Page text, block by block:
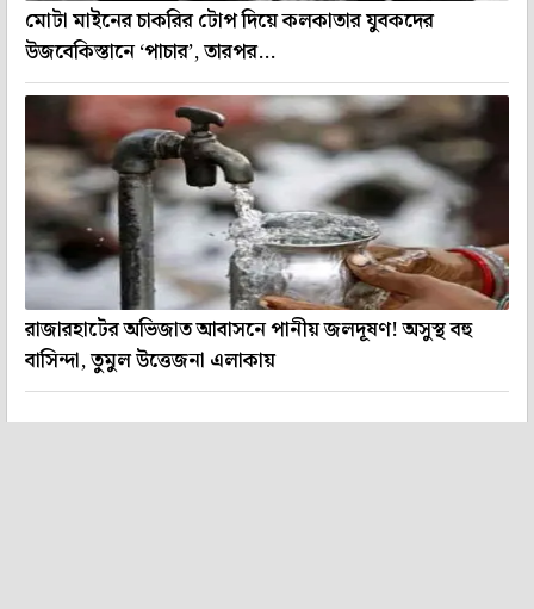
মোটা মাইনের চাকরির টোপ দিয়ে কলকাতার যুবকদের
উজবেকিস্তানে ‘পাচার’, তারপর...
রাজারহাটের অভিজাত আবাসনে পানীয় জলদূষণ! অসুস্থ বহু
বাসিন্দা, তুমুল উত্তেজনা এলাকায়